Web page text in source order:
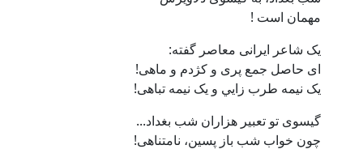
مهمان است !
یک شاعر ایرانی معاصر گفته:
ای حاصل جمع پری و كژدم و ماهی!
يک نيمه طرب زايي و يک نيمه تباهی!
گيسوی تو تعبير هزاران شب بغداد...
چون خواب شب باز پسين، نامتناهی!